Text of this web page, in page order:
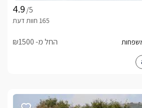
החיצונית והבריכה הפרטית.
פרטית
המגודרת במעקה זכוכית מרשים לשמירה על בטיחות מירבית ללא
/5
החל מ- ₪1500